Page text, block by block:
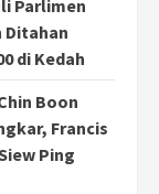
Parlimen
Ditahan
di Kedah
Boon
Francis
Ping